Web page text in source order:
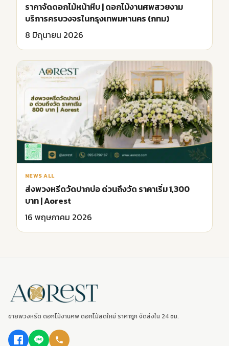
ราคาจัดดอกไม้หน้าหีบ | ดอกไม้งานศพสวยงาม
บริการครบวงจรในกรุงเทพมหานคร (กทม)
8 มิถุนายน 2026
NEWS ALL
ส่งพวงหรีดวัดปากบ่อ ด่วนถึงวัด ราคาเริ่ม 1,300
บาท | Aorest
16 พฤษภาคม 2026
ขายพวงหรีด ดอกไม้งานศพ ดอกไม้สดใหม่ ราคาถูก จัดส่งใน 24 ชม.